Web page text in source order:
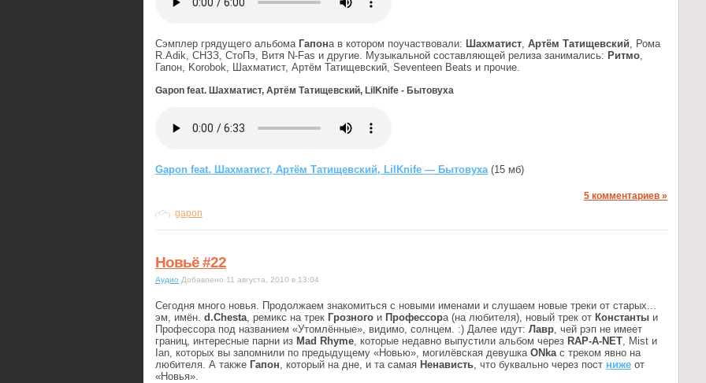
Сэмплер грядущего альбома Гапона в котором поучаствовали: Шахматист, Артём Татищевский, Рома
R.Adik, СНЗЗ, СтоПэ, Витя N-Fas и другие. Музыкальной составляющей релиза занимались: Ритмо,
Гапон, Korobok, Шахматист, Артём Татищевский, Seventeen Beats и прочие.
Gapon feat. Шахматист, Артём Татищевский, LilKnife - Бытовуха
Gapon feat. Шахматист, Артём Татищевский, LilKnife — Бытовуха(15 мб)
5 комментариев »
gapon
Новьё #22
Аудио Добавлено 11 августа, 2010 в 13:04
Сегодня много новья. Продолжаем знакомиться с новыми именами и слушаем новые треки от старых...
эм, имён. d.Chesta, ремикс на трек Грозного и Профессора (на любителя), новый трек от Константы и
Профессора под названием «Утомлённые», видимо, солнцем. :) Далее идут: Лавр, чей рэп не имеет
границ, интересные парни из Mad Rhyme, которые недавно выпустили альбом через RAP-A-NET, Mist и
Ian, которых вы запомнили по предыдущему «Новью», могилёвская девушка ONkaс треком явно на
любителя. А также Гапон, который на дне, и та самая Ненависть, что буквально через пост ниже от
«Новья».